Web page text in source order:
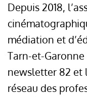
Depuis 2018,
médiation et
Tarn-et-
newsletter 82 et
réseau des